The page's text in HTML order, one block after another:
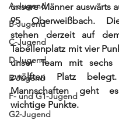
A-Jugend
B-Jugend
C-Jugend
D-Jugend
E-Jugend
F- und G1-Jugend
G2-Jugend
unsere Männer auswärts
95 Oberweißbach.
stehen derzeit auf
Tabellenplatz mit vier
unser Team mit sechs
zwölften Platz
Mannschaften geht
wichtige Punkte.